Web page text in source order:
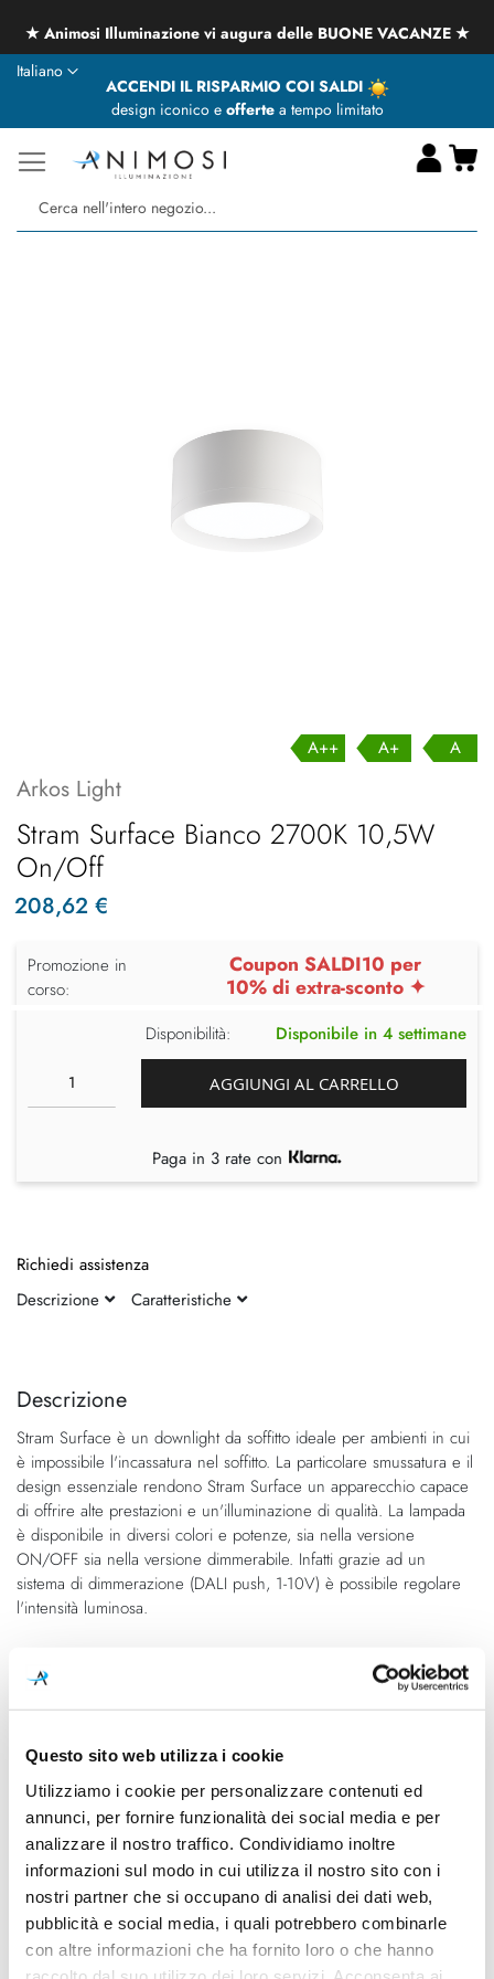
Questo sito web utilizza i cookie
Utilizziamo i cookie per personalizzare contenuti ed
annunci, per fornire funzionalità dei social media e per
analizzare il nostro traffico. Condividiamo inoltre
informazioni sul modo in cui utilizza il nostro sito con i
nostri partner che si occupano di analisi dei dati web,
pubblicità e social media, i quali potrebbero combinarle
con altre informazioni che ha fornito loro o che hanno
★ Animosi Illuminazione vi augura delle BUONE VACANZE ★
ACCENDI IL RISPARMIO COI SALDI
design iconico e offertea tempo limitato
Lingua
Italiano
fine
galleria
di
immagini
della
di
immagini
Descrizione
Stram Surface è un downlight da soffitto ideale per ambienti in cui
è impossibile l'incassatura nel soffitto. La particolare smussatura e il
design essenziale rendono Stram Surface un apparecchio capace
di offrire alte prestazioni e un'illuminazione di qualità. La lampada
è disponibile in diversi colori e potenze, sia nella versione
ON/OFF sia nella versione dimmerabile. Infatti grazie ad un
sistema di dimmerazione (DALI push, 1-10V) è possibile regolare
l'intensità luminosa.
Caratteristiche
A2460110WT
2700K
Dimensioni
Ø 220mm - H 107mm
Sorgente luminosa
Led integrato
Potenza e attacco
10,5W - 2700K - 1650Lm -
CRI90
Dimmerazione
On/Off
Classe energetica
Mpn
A++ A+ A
Arkos Light
Stram Surface Bianco 2700K 10,5W
On/Off
208,62 €
Promozione in
corso:
Coupon SALDI10 per
10% di extra-sconto ✦
Disponibilità: Disponibile in 4 settimane
AGGIUNGI AL CARRELLO
Paga in 3 rate con
Richiedi assistenza
Descrizione
Caratteristiche